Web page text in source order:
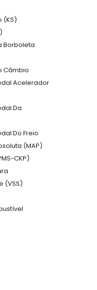
(KS)
Borboleta
Câmbio
Acelerador
Da
Do Freio
(MAP)
CKP)
(VSS)